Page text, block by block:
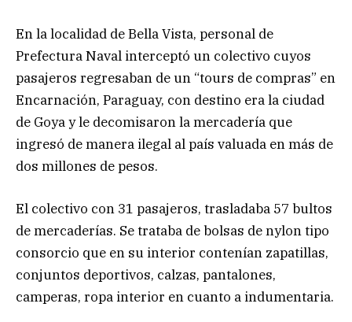
En la localidad de Bella Vista, personal de
Prefectura Naval interceptó un colectivo cuyos
pasajeros regresaban de un “tours de compras” en
Encarnación, Paraguay, con destino era la ciudad
de Goya y le decomisaron la mercadería que
ingresó de manera ilegal al país valuada en más de
dos millones de pesos.
El colectivo con 31 pasajeros, trasladaba 57 bultos
de mercaderías. Se trataba de bolsas de nylon tipo
consorcio que en su interior contenían zapatillas,
conjuntos deportivos, calzas, pantalones,
camperas, ropa interior en cuanto a indumentaria.